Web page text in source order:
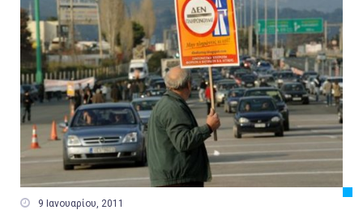
 9 Ιανουαρίου, 2011
Οικονομία
Πολιτική
Αθλητικά
Αστυνομικό Δελτίο